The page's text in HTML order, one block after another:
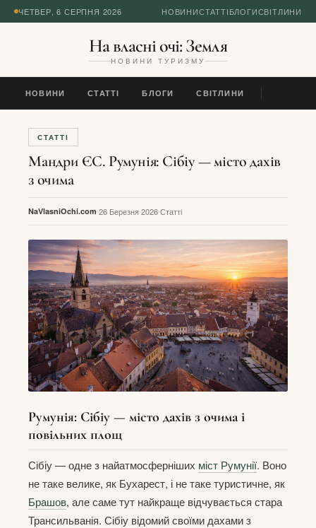
ЧЕТВЕР, 6 СЕРПНЯ 2026 НОВИНИСТАТТІБЛОГИСВІТЛИНИ
На власні очі: Земля
НОВИНИ ТУРИЗМУ
НОВИНИ СТАТТІ БЛОГИ СВІТЛИНИ
СТАТТІ
Мандри ЄС. Румунія: Сібіу — місто дахів
з очима
NaVlasniOchi.com 26 Березня 2026Статті
Румунія: Сібіу — місто дахів з очима і
повільних площ
Сібіу — одне з найатмосферніших міст Румунії. Воно
не таке велике, як Бухарест, і не таке туристичне, як
Брашов, але саме тут найкраще відчувається стара
Трансильванія. Сібіу відомий своїми дахами з